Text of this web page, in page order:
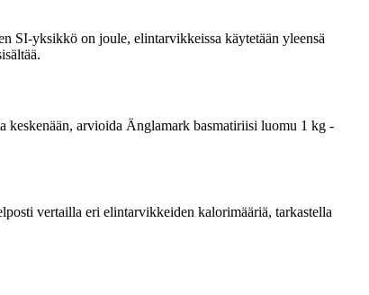
SI-yksikkö on joule, elintarvikkeissa käytetään yleensä
keskenään, arvioida Änglamark basmatiriisi luomu 1 kg -
vertailla eri elintarvikkeiden kalorimääriä, tarkastella